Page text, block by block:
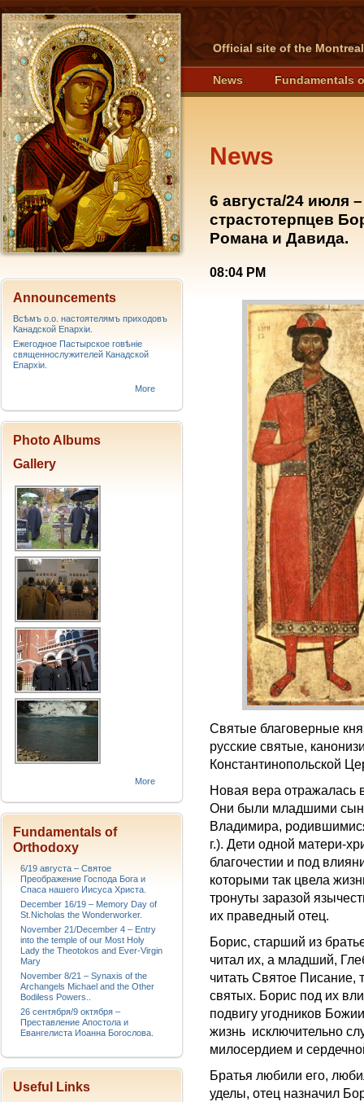
Official site of the
News Fundamentals
News
6 августа/24 июля
страстотерпцев
Романа и Давида.
08:04 PM
Святые благоверные
русские святые,
Константинопольской
Новая вера отражалась
Они были младшими
Владимира,
г.). Дети одной матери-
благочестии и под
которыми так цвела
тронуты заразой
их праведный отец.
Борис, старший из
читал их, а младший,
читать Святое Писание,
святых. Борис под их
подвигу угодников
жизнь исключительно
милосердием и
Братья любили его,
уделы, отец назначил
Announcements
Всѣмъ о.о. настоятелямъ приходовъ
Канадской Епархiи.
Ежегодное Пастырское говѣніе
священнослужителей Канадской
Епархіи.
More
Photo Albums
Gallery
More
Fundamentals of
Orthodoxy
6/19 августа – Святое
Преображение Господа Бога и
Спаса нашего Иисуса Христа.
December 16/19 – Memory Day of
St.Nicholas the Wonderworker.
November 21/December 4 – Entry
into the temple of our Most Holy
Lady the Theotokos and Ever-Virgin
Mary
November 8/21 – Synaxis of the
Archangels Michael and the Other
Bodiless Powers..
26 сентября/9 октября –
Преставление Апостола и
Евангелиста Иоанна Богослова.
Useful Links